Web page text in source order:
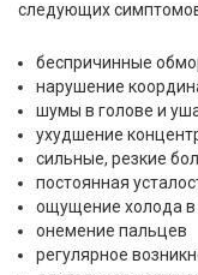
следующих
беспричинные
нарушение
шумы в голове и
ухудшение
сильные, резкие
постоянная
ощущение холода в
онемение пальцев
регулярное